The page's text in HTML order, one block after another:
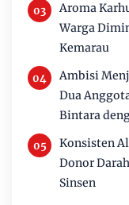
Aroma
Warga
Kemarau
Ambisi
Dua
Bintara
Konsisten
Donor
Sinsen